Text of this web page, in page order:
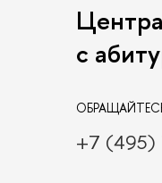
с
+7 (495)